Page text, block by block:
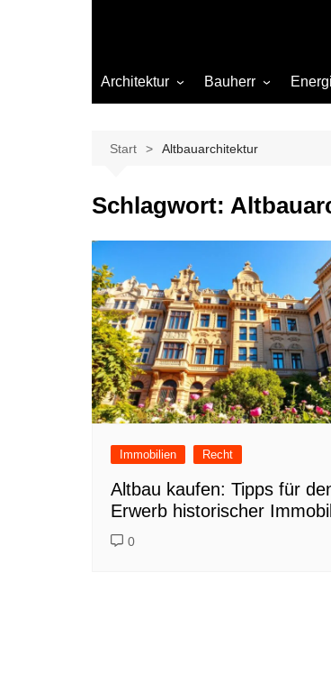
Architektur Bauherr
Beleuchtung
Materialien
Ökologisch bauen
Renovierung
Sanierung
Hygiene
Start Altbauarchitektur
Schlagwort:
Immobilien Recht
Altbau kaufen: Tipps für
Erwerb historischer
0